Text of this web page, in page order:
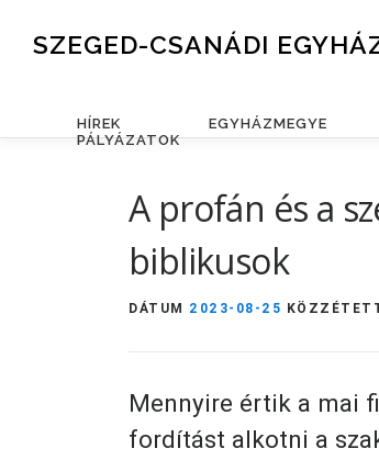
SZEGED-CSANÁDI
HÍREK EGYHÁZMEGYE
PÁLYÁZATOK
A profán és a
biblikusok
DÁTUM 2023-08-25
Mennyire értik a mai
fordítást alkotni a